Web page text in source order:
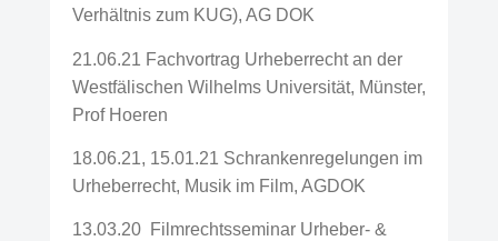
Verhältnis zum KUG), AG DOK
21.06.21 Fachvortrag Urheberrecht an der
Westfälischen Wilhelms Universität, Münster,
Prof Hoeren
18.06.21, 15.01.21 Schrankenregelungen im
Urheberrecht, Musik im Film, AGDOK
13.03.20 Filmrechtsseminar Urheber- &